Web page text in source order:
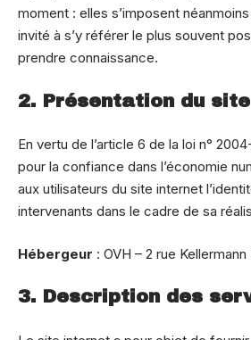
moment : elles s’imposent
invité à s’y référer le plus souvent
prendre connaissance.
2. Présentation du
En vertu de l’article 6 de la loi n°
pour la confiance dans l’économie
aux utilisateurs du site internet
intervenants dans le cadre de sa
Hébergeur : OVH – 2 rue
3. Description des